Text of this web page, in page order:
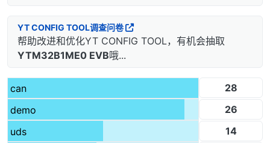
YT CONFIG TOOL调查问卷
帮助改进和优化YT CONFIG TOOL，有机会抽取
YTM32B1ME0 EVB哦...
can
28
demo
26
uds
14